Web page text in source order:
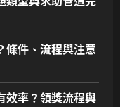
條件、流程與注意
效率？領獎流程與